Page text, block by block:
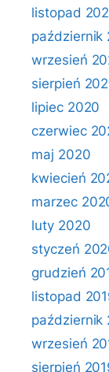
listopad
październik
wrzesień
sierpień
lipiec 2020
czerwiec
maj 2020
kwiecień
marzec
luty 2020
styczeń
grudzień
listopad
październik
wrzesień
sierpień